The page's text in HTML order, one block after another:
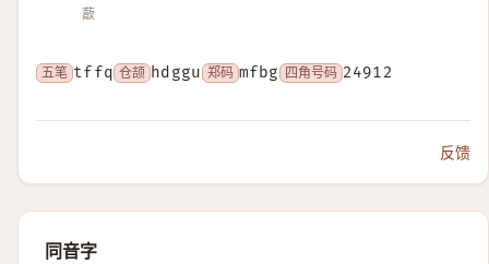
藃
五笔 tffq 仓颉 hdggu 郑码 mfbg 四角号码 24912
反馈
同音字